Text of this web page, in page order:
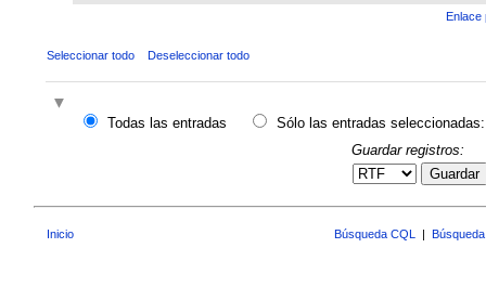
Enlace
Seleccionar todo Deseleccionar todo
Todas las entradas
Sólo las entradas seleccionadas:
Guardar registros:
Guardar
Inicio Búsqueda CQL